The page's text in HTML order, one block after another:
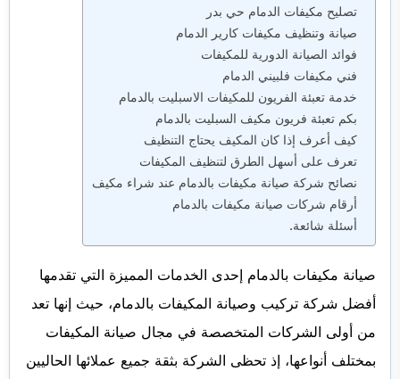
تصليح مكيفات الدمام حي بدر
صيانة وتنظيف مكيفات كارير الدمام
فوائد الصيانة الدورية للمكيفات
فني مكيفات فلبيني الدمام
خدمة تعبئة الفريون للمكيفات الاسبليت بالدمام
بكم تعبئة فريون مكيف السبليت بالدمام
كيف أعرف إذا كان المكيف يحتاج التنظيف
تعرف على أسهل الطرق لتنظيف المكيفات
نصائح شركة صيانة مكيفات بالدمام عند شراء مكيف
أرقام شركات صيانة مكيفات بالدمام
أسئلة شائعة.
صيانة مكيفات بالدمام إحدى الخدمات المميزة التي تقدمها
أفضل شركة تركيب وصيانة المكيفات بالدمام، حيث إنها تعد
من أولى الشركات المتخصصة في مجال صيانة المكيفات
بمختلف أنواعها، إذ تحظى الشركة بثقة جميع عملائها الحاليين